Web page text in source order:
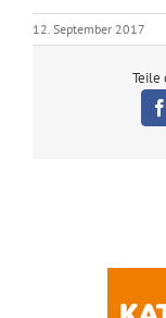
12. September 2017
Teile